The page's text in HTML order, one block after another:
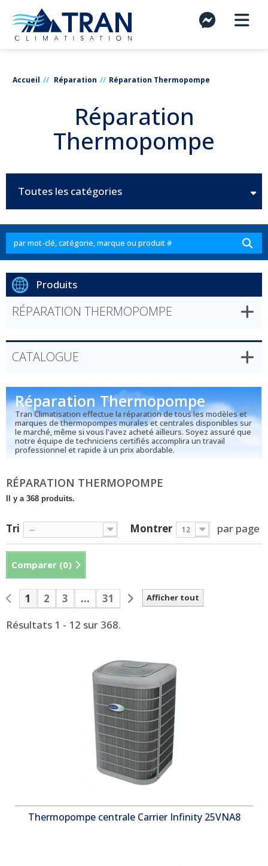
Accueil Réparation Réparation Thermopompe
Réparation
Thermopompe
Toutes les catégories
Produits
RÉPARATION THERMOPOMPE
CATALOGUE
Réparation Thermopompe
Tran Climatisation effectue la réparation de tous les modèles et
marques de thermopompes murales et centrales disponibles sur
le marché, même si vous l'avez acheté ailleurs. Soyez assuré que
notre équipe de techniciens certifiés accomplira un travail
professionnel et rapide à un prix abordable.
RÉPARATION THERMOPOMPE
Il y a 368 produits.
Tri -- Montrer 12 par page
Comparer (0)
Afficher tout
1 2 3 ...
31
Résultats 1 - 12 sur 368.
Thermopompe centrale Carrier Infinity 25VNA8